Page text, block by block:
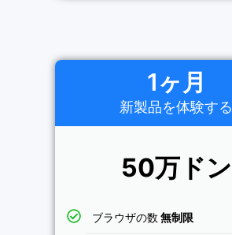
1ヶ月
新製品を体験する
50万ドン
ブラウザの数 無制限